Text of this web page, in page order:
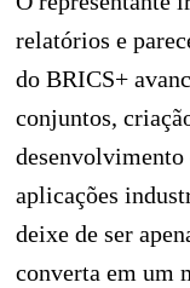
relatórios e
do BRICS+
conjuntos,
desenvolvimento
aplicações
deixe de ser
converta em um